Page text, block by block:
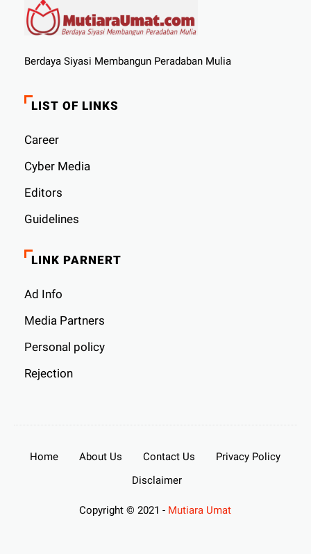
Berdaya Siyasi Membangun Peradaban Mulia
LIST OF LINKS
Career
Cyber ​​Media
Editors
Guidelines
LINK PARNERT
Ad Info
Media Partners
Personal policy
Rejection
Home About Us Contact Us
Privacy Policy
Disclaimer
Copyright © 2021 - Mutiara Umat